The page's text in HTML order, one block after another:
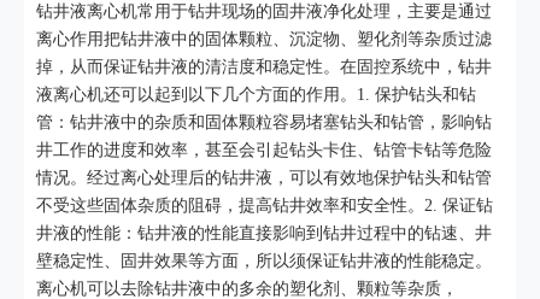
钻井液离心机常用于钻井现场的固井液净化处理，主要是通过
离心作用把钻井液中的固体颗粒、沉淀物、塑化剂等杂质过滤
掉，从而保证钻井液的清洁度和稳定性。在固控系统中，钻井
液离心机还可以起到以下几个方面的作用。1. 保护钻头和钻
管：钻井液中的杂质和固体颗粒容易堵塞钻头和钻管，影响钻
井工作的进度和效率，甚至会引起钻头卡住、钻管卡钻等危险
情况。经过离心处理后的钻井液，可以有效地保护钻头和钻管
不受这些固体杂质的阻碍，提高钻井效率和安全性。2. 保证钻
井液的性能：钻井液的性能直接影响到钻井过程中的钻速、井
壁稳定性、固井效果等方面，所以须保证钻井液的性能稳定。
离心机可以去除钻井液中的多余的塑化剂、颗粒等杂质，